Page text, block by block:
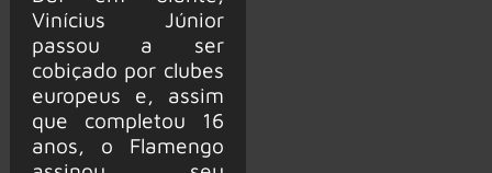
Vinícius Júnior
passou a ser
cobiçado por clubes
europeus e, assim
que completou 16
anos, o Flamengo